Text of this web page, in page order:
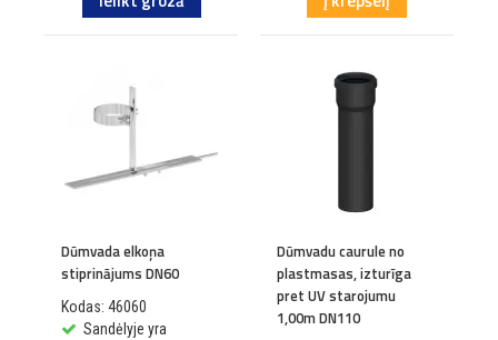
Dūmvada elkoņa
stiprinājums DN60
Kodas: 46060
Sandėlyje yra
Dūmvadu caurule no
plastmasas, izturīga
pret UV starojumu
1,00m DN110